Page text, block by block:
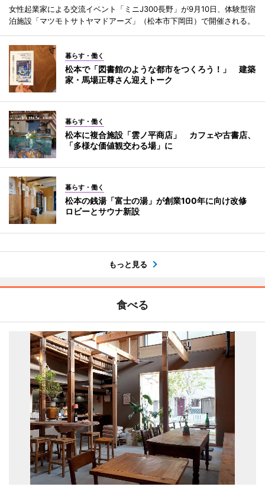
女性起業家による交流イベント「ミニJ300長野」が9月10日、体験型宿
泊施設「マツモトサトヤマドアーズ」（松本市下岡田）で開催される。
暮らす・働く
松本で「図書館のような都市をつくろう！」 建築
家・馬場正尊さん迎えトーク
暮らす・働く
松本に複合施設「雲ノ平商店」 カフェや古書店、
「多様な価値観交わる場」に
暮らす・働く
松本の銭湯「富士の湯」が創業100年に向け改修
ロビーとサウナ新設
もっと見る
食べる